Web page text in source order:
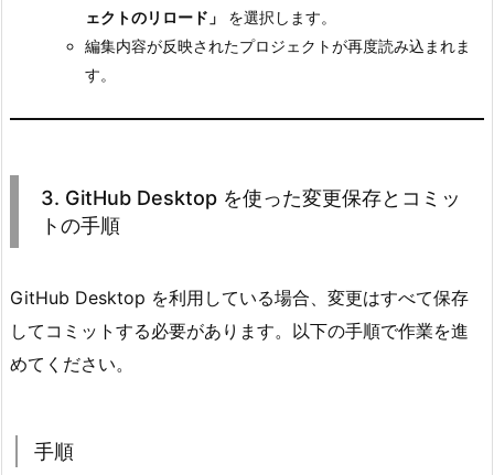
G
H
D
e
k
p
ェクトのリロード」
を選択します。
編集内容が反映されたプロジェクトが再度読み込まれま
す。
3. GitHub Desktop を使った変更保存とコミッ
トの手順
GitHub Desktop を利用している場合、変更はすべて保存
してコミットする必要があります。以下の手順で作業を進
めてください。
手順